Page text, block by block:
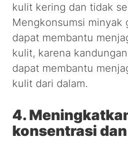
kulit kering dan tidak
Mengkonsumsi minyak
dapat membantu
kulit, karena
dapat membantu
kulit dari dalam.
4.
konsentrasi